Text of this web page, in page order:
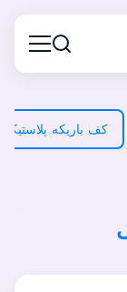
کف باریکه پلاستیکی